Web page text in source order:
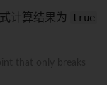
计算结果为
true